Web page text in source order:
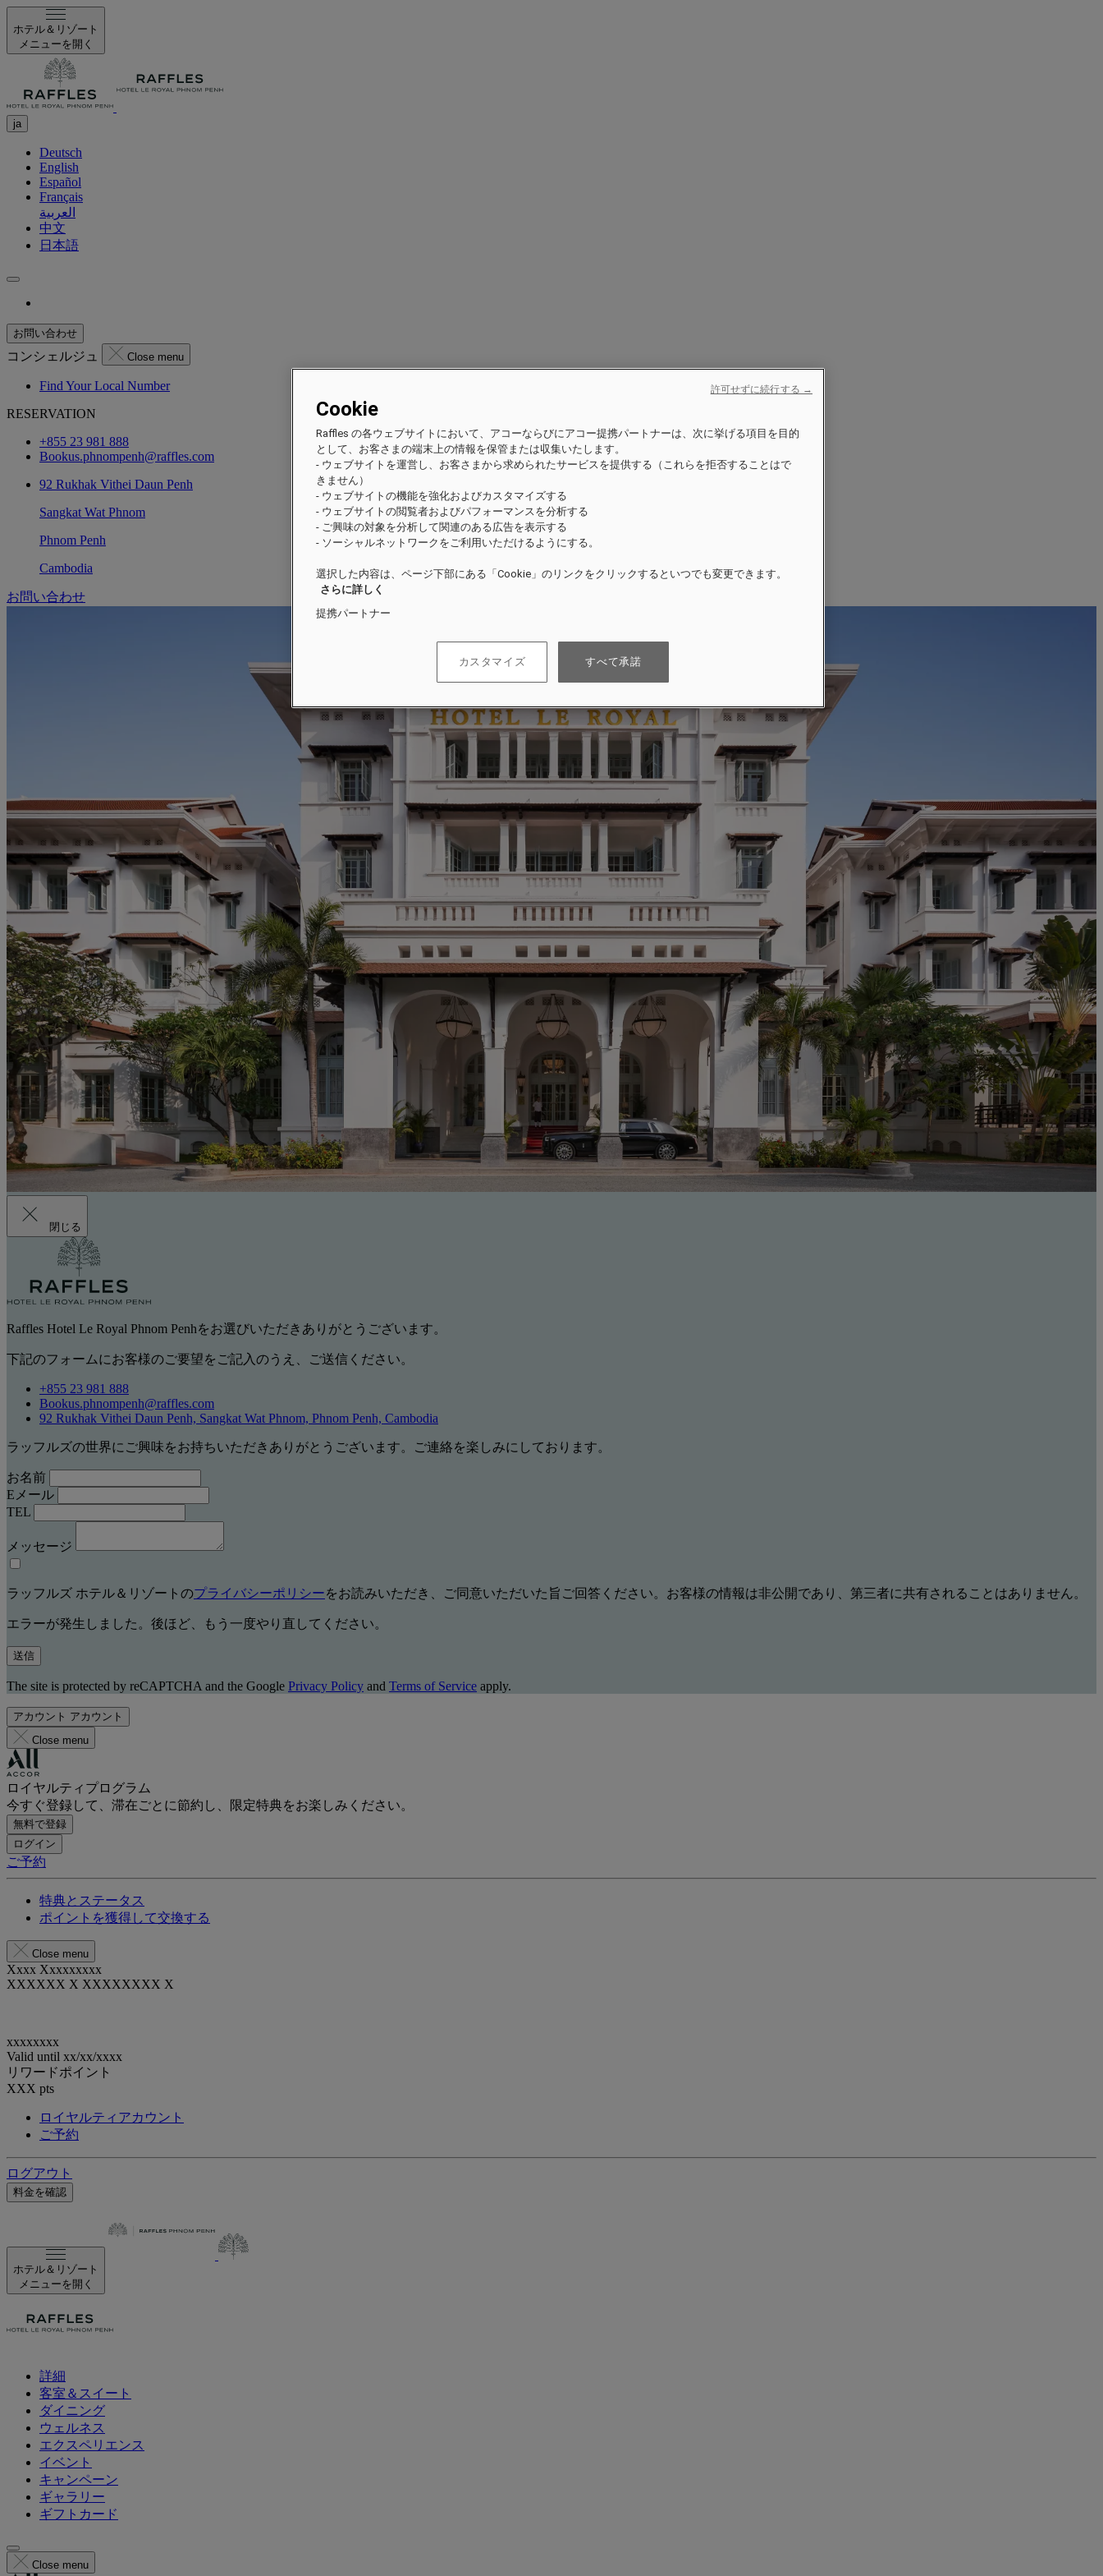
ホテル＆リゾート
メニューを開く
ja
Deutsch
English
Español
Français
العربية
中文
日本語
お問い合わせ
コンシェルジュ Close menu
Find Your Local Number
RESERVATION
+855 23 981 888
Bookus.phnompenh@raffles.com
92 Rukhak Vithei Daun Penh
Sangkat Wat Phnom
Phnom Penh
Cambodia
お問い合わせ
閉じる
Raffles Hotel Le Royal Phnom Penhをお選びいただきありがとうございます。
下記のフォームにお客様のご要望をご記入のうえ、ご送信ください。
+855 23 981 888
Bookus.phnompenh@raffles.com
92 Rukhak Vithei Daun Penh, Sangkat Wat Phnom, Phnom Penh, Cambodia
ラッフルズの世界にご興味をお持ちいただきありがとうございます。ご連絡を楽しみにしております。
お名前
Eメール
TEL
メッセージ
ラッフルズ ホテル＆リゾートのプライバシーポリシーをお読みいただき、ご同意いただいた旨ご回答ください。お客様の情報は非公開であり、第三者に共有されることはありません。
エラーが発生しました。後ほど、もう一度やり直してください。
送信
The site is protected by reCAPTCHA and the Google Privacy Policy and Terms of Service apply.
アカウント アカウント
Close menu
ロイヤルティプログラム
今すぐ登録して、滞在ごとに節約し、限定特典をお楽しみください。
無料で登録
ログイン
ご予約
特典とステータス
ポイントを獲得して交換する
Close menu
Xxxx Xxxxxxxxx
XXXXXX X XXXXXXXX X
xxxxxxxx
Valid until xx/xx/xxxx
リワードポイント
XXX pts
ロイヤルティアカウント
ご予約
ログアウト
料金を確認
ホテル＆リゾート
メニューを開く
詳細
客室＆スイート
ダイニング
ウェルネス
エクスペリエンス
イベント
キャンペーン
ギャラリー
ギフトカード
Close menu
Cookie
Raffles の各ウェブサイトにおいて、アコーならびにアコー提携パートナーは、次に挙げる項目を目的
として、お客さまの端末上の情報を保管または収集いたします。
- ウェブサイトを運営し、お客さまから求められたサービスを提供する（これらを拒否することはで
きません）
- ウェブサイトの機能を強化およびカスタマイズする
- ウェブサイトの閲覧者およびパフォーマンスを分析する
- ご興味の対象を分析して関連のある広告を表示する
- ソーシャルネットワークをご利用いただけるようにする。
選択した内容は、ページ下部にある「Cookie」のリンクをクリックするといつでも変更できます。
さらに詳しく
提携パートナー
カスタマイズ すべて承諾
許可せずに続行する →